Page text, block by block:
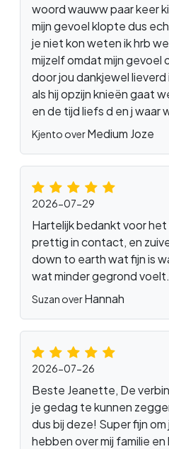
woord wauww paar keer
mijn gevoel klopte dus
je niet kon weten ik hrb
mijzelf omdat mijn gevoel
door jou dankjewel
als hij opzijn knieën gaat
en de tijd liefs d en j waar
Kjento overMedium Joze
2026-07-29
Hartelijk bedankt voor
prettig in contact, en
down to earth wat fijn is
wat minder gegrond
Suzan overHannah
2026-07-26
Beste Jeanette, De
je gedag te kunnen
dus bij deze! Super fijn
hebben over mij familie